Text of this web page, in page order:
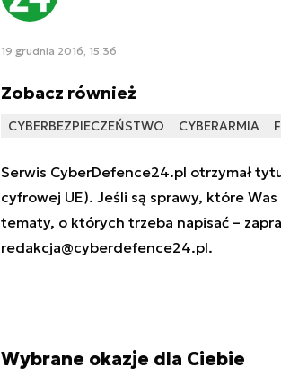
19 grudnia 2016, 15:36
Zobacz również
CYBERBEZPIECZEŃSTWO CYBERARMIA
Serwis CyberDefence24.pl otrzymał
cyfrowej UE). Jeśli są sprawy, które
tematy, o których trzeba napisać –
redakcja@cyberdefence24.pl.
Wybrane okazje dla Ciebie